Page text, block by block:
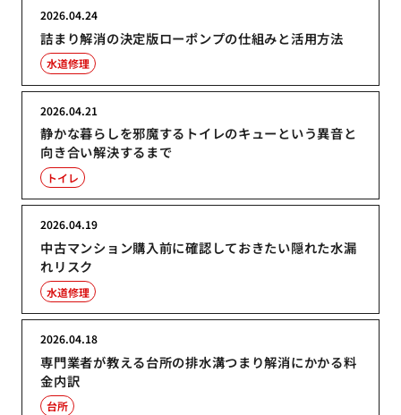
詰まり解消の決定版ローポンプの仕組みと活用方法
2026.04.24
水道修理
静かな暮らしを邪魔するトイレのキューという異音と
向き合い解決するまで
2026.04.21
トイレ
中古マンション購入前に確認しておきたい隠れた水漏
れリスク
2026.04.19
水道修理
専門業者が教える台所の排水溝つまり解消にかかる料
金内訳
2026.04.18
台所